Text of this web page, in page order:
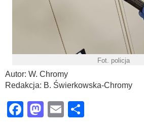
Fot. policja
Autor: W. Chromy
Redakcja: B. Świerkowska-Chromy
Facebook
Mastodon
Email